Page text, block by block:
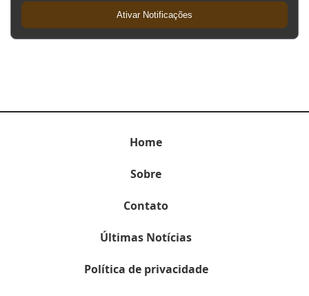
Ativar Notificações
Home
Sobre
Contato
Últimas Notícias
Política de privacidade